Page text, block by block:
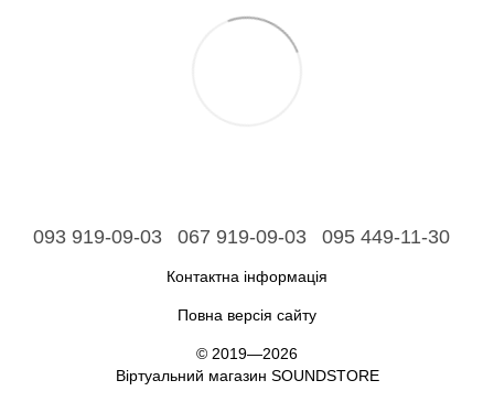
093 919-09-03 067 919-09-03 095 449-11-30
Контактна інформація
Повна версія сайту
© 2019—2026
Віртуальний магазин SOUNDSTORE